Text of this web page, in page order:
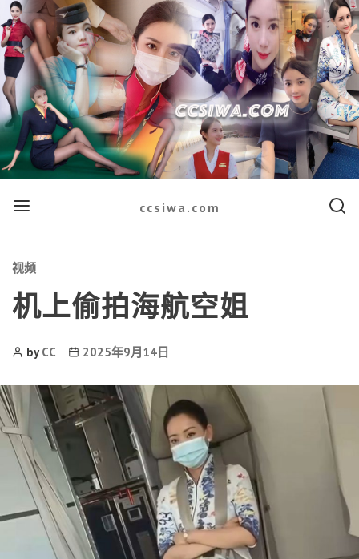
Menu ccsiwa.com Search
Categories
视频
机上偷拍海航空姐
PostbyCC
Post2025年9月14日